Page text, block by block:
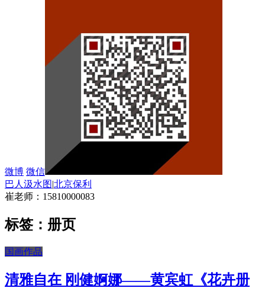
微博 微信
巴人汲水图|北京保利
崔老师：15810000083
标签：册页
国画作品
清雅自在 刚健婀娜——黄宾虹《花卉册